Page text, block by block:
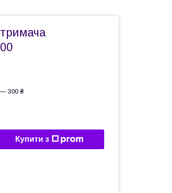
— 300 ₴
Купити з